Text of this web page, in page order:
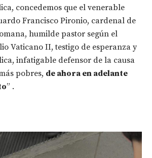
concedemos que el venerable
Francisco Pironio, cardenal de
humilde pastor según el
Vaticano II, testigo de esperanza y
infatigable defensor de la causa
pobres, de ahora en adelante
” .